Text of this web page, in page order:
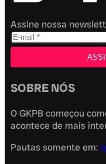
Assine nossa
SOBRE NÓS
O GKPB começou
acontece de mais
Pautas somente em: